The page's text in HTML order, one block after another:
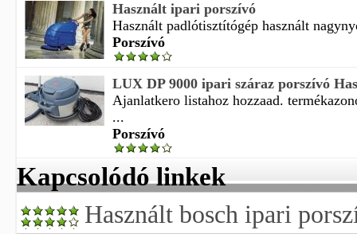
Használt ipari porszívó
Használt padlótisztítógép használt
Porszívó
LUX DP 9000 ipari száraz porszívó
Ajanlatkero listahoz hozzaad.
...
Porszívó
Kapcsolódó linkek
Használt bosch ipari